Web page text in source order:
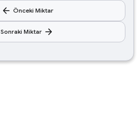
arrow_back Önceki Miktar
Sonraki Miktar arrow_forward